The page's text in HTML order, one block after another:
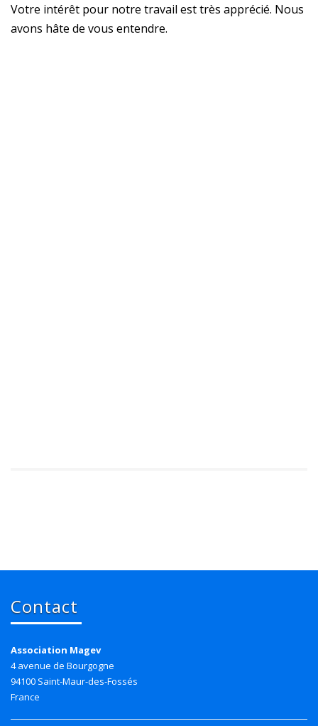
Votre intérêt pour notre travail est très apprécié. Nous
avons hâte de vous entendre.
Contact
Association Magev
4 avenue de Bourgogne
94100 Saint-Maur-des-Fossés
France